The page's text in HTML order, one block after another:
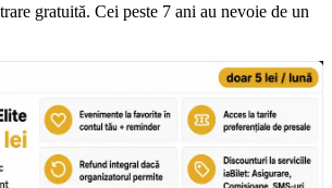
gratuită. Cei peste 7 ani au nevoie de un